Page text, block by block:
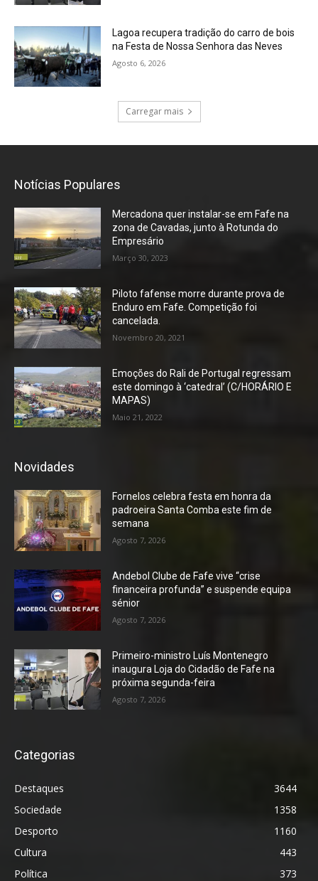
Lagoa recupera tradição do carro de bois
na Festa de Nossa Senhora das Neves
Agosto 6, 2026
Carregar mais
Notícias Populares
Mercadona quer instalar-se em Fafe na
zona de Cavadas, junto à Rotunda do
Empresário
Março 30, 2023
Piloto fafense morre durante prova de
Enduro em Fafe. Competição foi
cancelada.
Novembro 20, 2021
Emoções do Rali de Portugal regressam
este domingo à ‘catedral’ (C/HORÁRIO E
MAPAS)
Maio 21, 2022
Novidades
Fornelos celebra festa em honra da
padroeira Santa Comba este fim de
semana
Agosto 7, 2026
Andebol Clube de Fafe vive “crise
financeira profunda” e suspende equipa
sénior
Agosto 7, 2026
Primeiro-ministro Luís Montenegro
inaugura Loja do Cidadão de Fafe na
próxima segunda-feira
Agosto 7, 2026
Categorias
Destaques
3644
Sociedade
1358
Desporto
1160
Cultura
443
Política
373